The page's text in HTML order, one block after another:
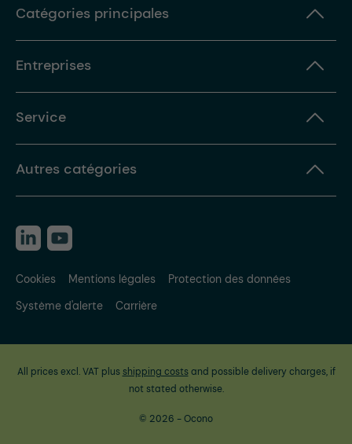
Catégories principales
Entreprises
Service
Autres catégories
Cookies Mentions légales
Protection des données
Système d'alerte
Carrière
All prices excl. VAT plus shipping costsand possible delivery charges, if
not stated otherwise.
© 2026 - Ocono